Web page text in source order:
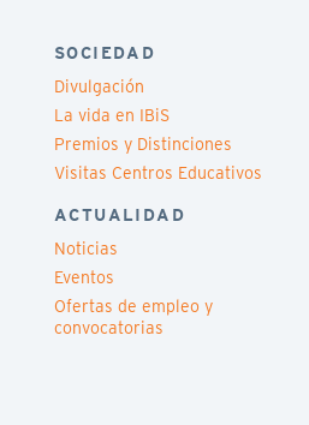
SOCIEDAD
Divulgación
La vida en IBiS
Premios y Distinciones
Visitas Centros Educativos
ACTUALIDAD
Noticias
Eventos
Ofertas de empleo y
convocatorias